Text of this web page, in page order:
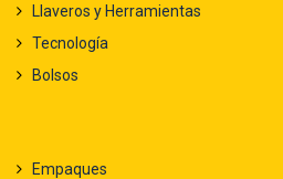
Llaveros y Herramientas
Tecnología
Bolsos
Empaques